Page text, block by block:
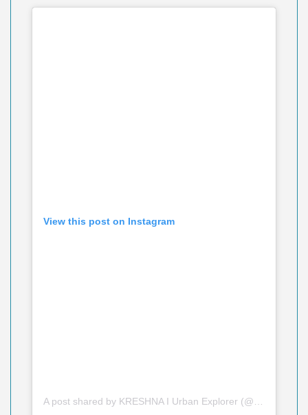
View this post on Instagram
A post shared by KRESHNA I Urban Explorer (@kreshna)